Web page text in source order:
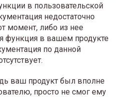
в пользовательской
недостаточно
момент, либо из нее
функция в вашем продукте
по данной
ваш продукт был вполне
просто не смог ему